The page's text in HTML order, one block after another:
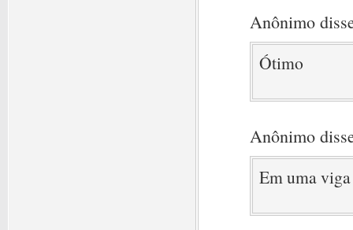
Anônimo
Ótimo
Anônimo
Em uma